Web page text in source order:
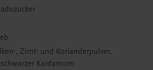
, Zimt- und Korianderpulver,
Kardamom